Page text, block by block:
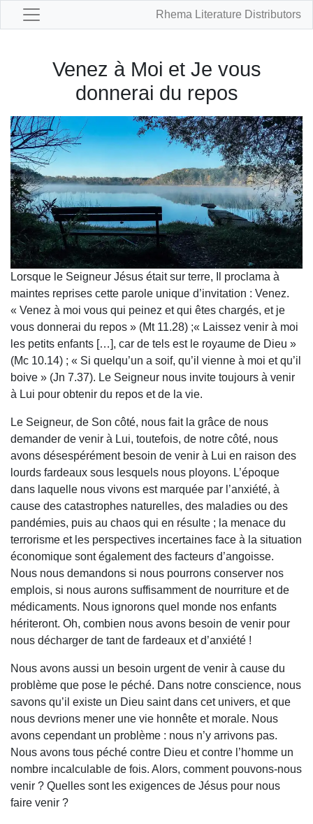
Rhema Literature Distributors
Venez à Moi et Je vous
donnerai du repos
Lorsque le Seigneur Jésus était sur terre, Il proclama à
maintes reprises cette parole unique d’invitation : Venez.
« Venez à moi vous qui peinez et qui êtes chargés, et je
vous donnerai du repos » (Mt 11.28) ;« Laissez venir à moi
les petits enfants […], car de tels est le royaume de Dieu »
(Mc 10.14) ; « Si quelqu’un a soif, qu’il vienne à moi et qu’il
boive » (Jn 7.37). Le Seigneur nous invite toujours à venir
à Lui pour obtenir du repos et de la vie.
Le Seigneur, de Son côté, nous fait la grâce de nous
demander de venir à Lui, toutefois, de notre côté, nous
avons désespérément besoin de venir à Lui en raison des
lourds fardeaux sous lesquels nous ployons. L’époque
dans laquelle nous vivons est marquée par l’anxiété, à
cause des catastrophes naturelles, des maladies ou des
pandémies, puis au chaos qui en résulte ; la menace du
terrorisme et les perspectives incertaines face à la situation
économique sont également des facteurs d’angoisse.
Nous nous demandons si nous pourrons conserver nos
emplois, si nous aurons suffisamment de nourriture et de
médicaments. Nous ignorons quel monde nos enfants
hériteront. Oh, combien nous avons besoin de venir pour
nous décharger de tant de fardeaux et d’anxiété !
Nous avons aussi un besoin urgent de venir à cause du
problème que pose le péché. Dans notre conscience, nous
savons qu’il existe un Dieu saint dans cet univers, et que
nous devrions mener une vie honnête et morale. Nous
avons cependant un problème : nous n’y arrivons pas.
Nous avons tous péché contre Dieu et contre l’homme un
nombre incalculable de fois. Alors, comment pouvons-nous
venir ? Quelles sont les exigences de Jésus pour nous
faire venir ?